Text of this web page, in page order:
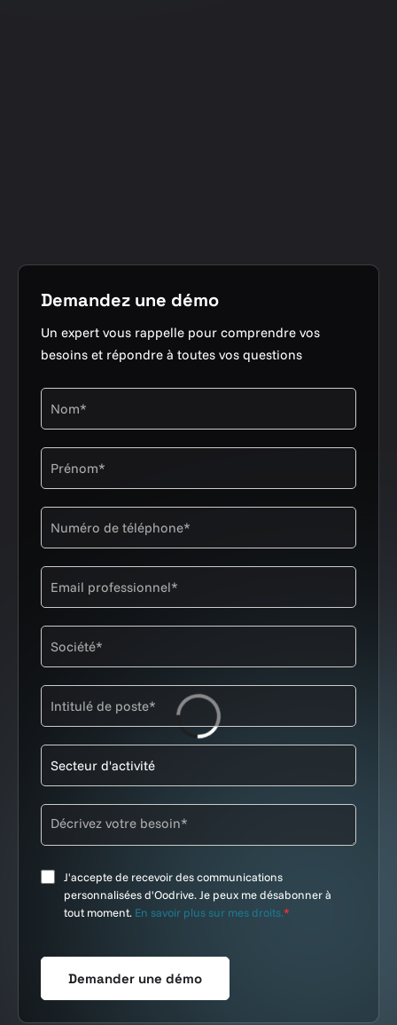
Demandez une démo
Un expert vous rappelle pour comprendre vos
besoins et répondre à toutes vos questions
J'accepte de recevoir des communications
personnalisées d'Oodrive. Je peux me désabonner à
tout moment. En savoir plus sur mes droits.*